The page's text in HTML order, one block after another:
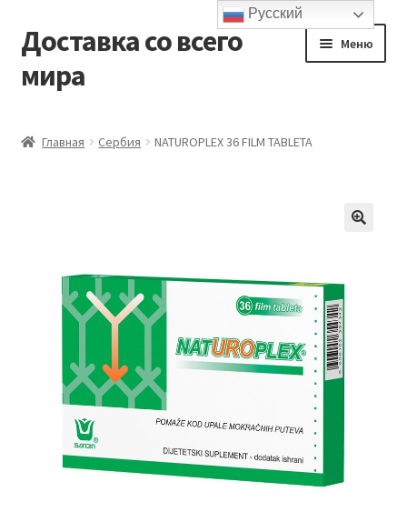
Перейти
к
навигации
Перейти
к
содержимому
Доставка со всего
мира
Меню
Оформление заказа
Подтверждение заказа
Главная Сербия NATUROPLEX 36 FILM TABLETA
Русский